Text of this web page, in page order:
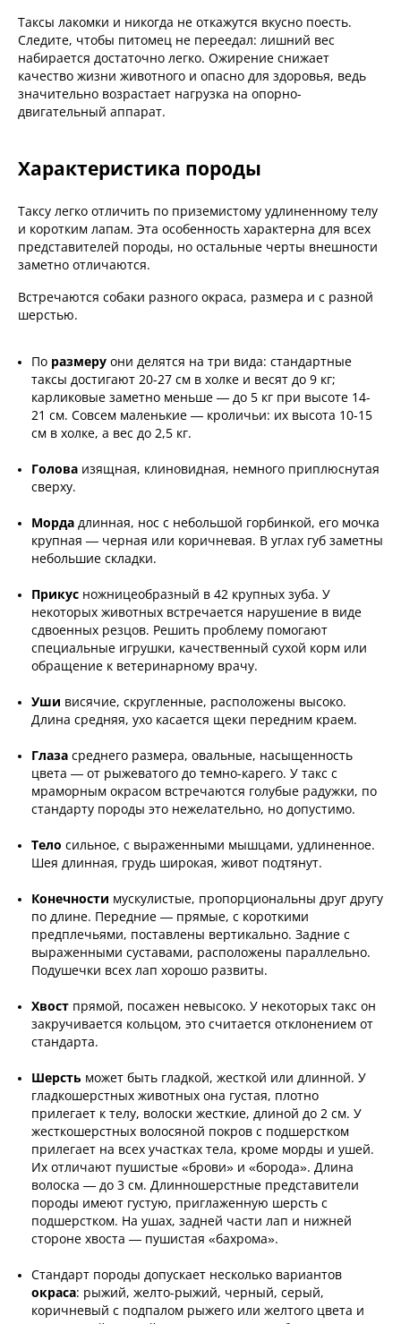
Таксы лакомки и никогда не откажутся вкусно поесть.
Следите, чтобы питомец не переедал: лишний вес
набирается достаточно легко. Ожирение снижает
качество жизни животного и опасно для здоровья, ведь
значительно возрастает нагрузка на опорно-
двигательный аппарат.
Характеристика породы
Таксу легко отличить по приземистому удлиненному телу
и коротким лапам. Эта особенность характерна для всех
представителей породы, но остальные черты внешности
заметно отличаются.
Встречаются собаки разного окраса, размера и с разной
шерстью.
По размеру они делятся на три вида: стандартные
таксы достигают 20-27 см в холке и весят до 9 кг;
карликовые заметно меньше — до 5 кг при высоте 14-
21 см. Совсем маленькие — кроличьи: их высота 10-15
см в холке, а вес до 2,5 кг.
Голова изящная, клиновидная, немного приплюснутая
сверху.
Морда длинная, нос с небольшой горбинкой, его мочка
крупная — черная или коричневая. В углах губ заметны
небольшие складки.
Прикус ножницеобразный в 42 крупных зуба. У
некоторых животных встречается нарушение в виде
сдвоенных резцов. Решить проблему помогают
специальные игрушки, качественный сухой корм или
обращение к ветеринарному врачу.
Уши висячие, скругленные, расположены высоко.
Длина средняя, ухо касается щеки передним краем.
Глаза среднего размера, овальные, насыщенность
цвета — от рыжеватого до темно-карего. У такс с
мраморным окрасом встречаются голубые радужки, по
стандарту породы это нежелательно, но допустимо.
Тело сильное, с выраженными мышцами, удлиненное.
Шея длинная, грудь широкая, живот подтянут.
Конечности мускулистые, пропорциональны друг другу
по длине. Передние — прямые, с короткими
предплечьями, поставлены вертикально. Задние с
выраженными суставами, расположены параллельно.
Подушечки всех лап хорошо развиты.
Хвост прямой, посажен невысоко. У некоторых такс он
закручивается кольцом, это считается отклонением от
стандарта.
Шерсть может быть гладкой, жесткой или длинной. У
гладкошерстных животных она густая, плотно
прилегает к телу, волоски жесткие, длиной до 2 см. У
жесткошерстных волосяной покров с подшерстком
прилегает на всех участках тела, кроме морды и ушей.
Их отличают пушистые «брови» и «борода». Длина
волоска — до 3 см. Длинношерстные представители
породы имеют густую, приглаженную шерсть с
подшерстком. На ушах, задней части лап и нижней
стороне хвоста — пушистая «бахрома».
Стандарт породы допускает несколько вариантов
окраса: рыжий, желто-рыжий, черный, серый,
коричневый с подпалом рыжего или желтого цвета и